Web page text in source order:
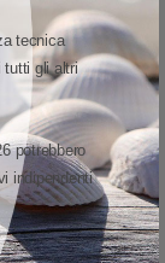
tecnica
tutti gli altri
potrebbero
indipendenti
e le
potrete
include tutto
legacy, e ne
per questa
al futuro.